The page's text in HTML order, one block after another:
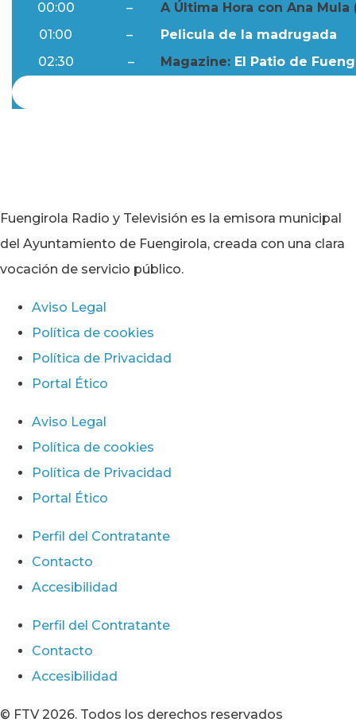
00:00
–
A Última Hora con Ana Mula
01:00
–
Pelicula de la madrugada
02:30
– Magazine: El Patio de
Fuengirola Radio y Televisión es la emisora municipal
del Ayuntamiento de Fuengirola, creada con una clara
vocación de servicio público.
Aviso Legal
Política de cookies
Política de Privacidad
Portal Ético
Aviso Legal
Política de cookies
Política de Privacidad
Portal Ético
Perfil del Contratante
Contacto
Accesibilidad
Perfil del Contratante
Contacto
Accesibilidad
© FTV 2026. Todos los derechos reservados